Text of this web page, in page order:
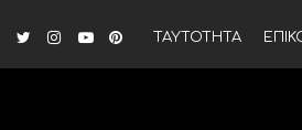
ΤΑΥΤΟΤΗΤΑ